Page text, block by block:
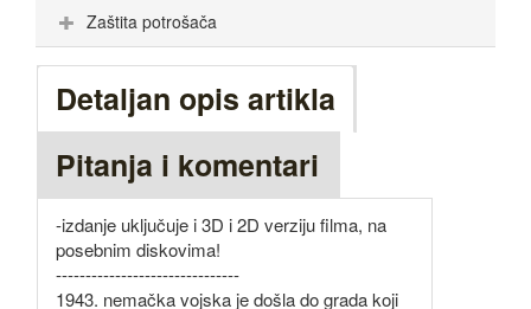
Zaštita potrošača
Detaljan opis artikla
Pitanja i komentari
-izdanje uključuje i 3D i 2D verziju filma, na
posebnim diskovima!
-------------------------------
1943. nemačka vojska je došla do grada koji